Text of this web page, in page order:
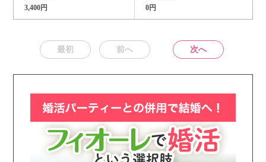
3,400円
0円
最初 前へ 次へ